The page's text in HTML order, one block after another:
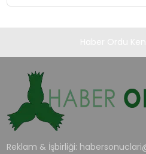
Reklam & İşbirliği: